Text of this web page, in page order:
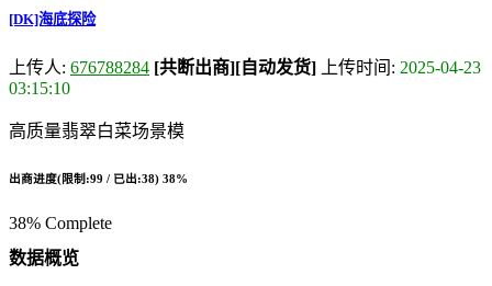
[DK]海底探险
上传人: 676788284 [共断出商][自动发货] 上传时间: 2025-04-23
03:15:10
高质量翡翠白菜场景模
出商进度(限制:99 / 已出:38) 38%
38% Complete
数据概览